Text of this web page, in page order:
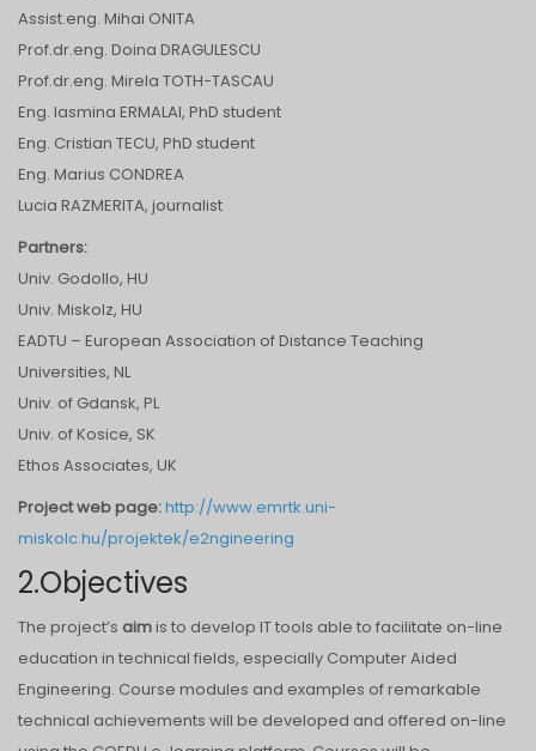
Assist.eng. Mihai ONITA
Prof.dr.eng. Doina DRAGULESCU
Prof.dr.eng. Mirela TOTH-TASCAU
Eng. Iasmina ERMALAI, PhD student
Eng. Cristian TECU, PhD student
Eng. Marius CONDREA
Lucia RAZMERITA, journalist
Partners:
Univ. Godollo, HU
Univ. Miskolz, HU
EADTU – European Association of Distance Teaching
Universities, NL
Univ. of Gdansk, PL
Univ. of Kosice, SK
Ethos Associates, UK
Project web page:http://www.emrtk.uni-
miskolc.hu/projektek/e2ngineering
2.Objectives
The project’s aim is to develop IT tools able to facilitate on-line
education in technical fields, especially Computer Aided
Engineering. Course modules and examples of remarkable
technical achievements will be developed and offered on-line